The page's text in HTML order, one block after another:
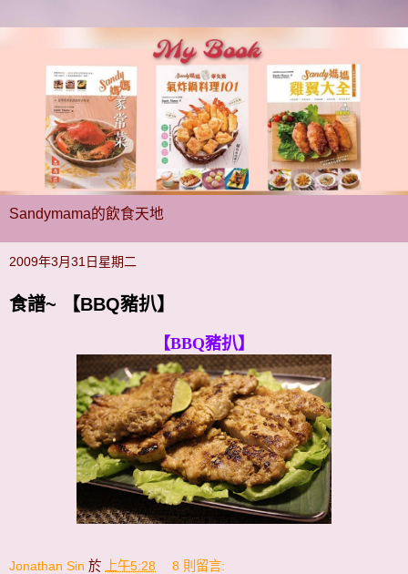
Sandymama的飲食天地
2009年3月31日星期二
食譜~ 【BBQ豬扒】
【BBQ豬扒】
Jonathan Sin 於 上午5:28 8 則留言: